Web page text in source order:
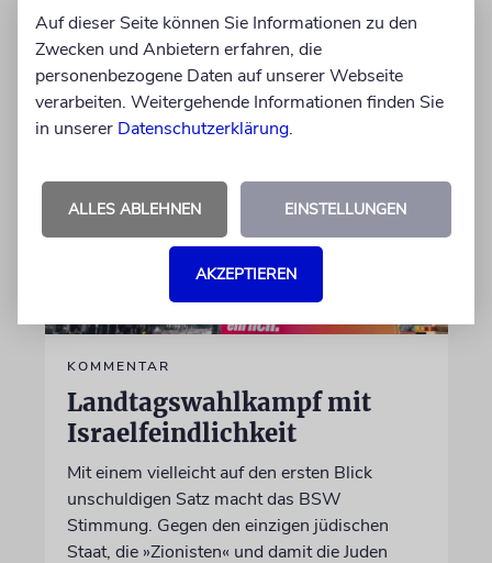
von Daniel Killy
06.08.2026
KOMMENTAR
Landtagswahlkampf mit
Israelfeindlichkeit
Mit einem vielleicht auf den ersten Blick
unschuldigen Satz macht das BSW
Stimmung. Gegen den einzigen jüdischen
Staat, die »Zionisten« und damit die Juden
Auf dieser Seite können Sie Informationen zu den
Zwecken und Anbietern erfahren, die
personenbezogene Daten auf unserer Webseite
verarbeiten. Weitergehende Informationen finden Sie
in unserer Datenschutzerklärung.
ALLES ABLEHNEN EINSTELLUNGEN
AKZEPTIEREN